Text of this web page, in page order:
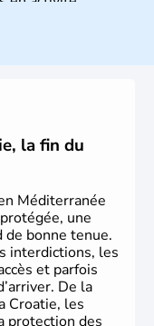
l'Empire Romain
Le royaume d'Italie
en 1870 et
attendre 1946 pour
contraignant à
italienne est alors
la fin du
Méditerranée
une
bonne tenue.
interdictions, les
et parfois
De la
Croatie, les
protection des